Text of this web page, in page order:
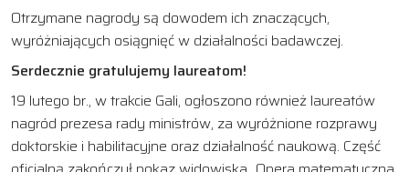
Otrzymane nagrody są dowodem ich znaczących,
wyróżniających osiągnięć w działalności badawczej.
Serdecznie gratulujemy laureatom!
19 lutego br., w trakcie Gali, ogłoszono również laureatów
nagród prezesa rady ministrów, za wyróżnione rozprawy
doktorskie i habilitacyjne oraz działalność naukową. Część